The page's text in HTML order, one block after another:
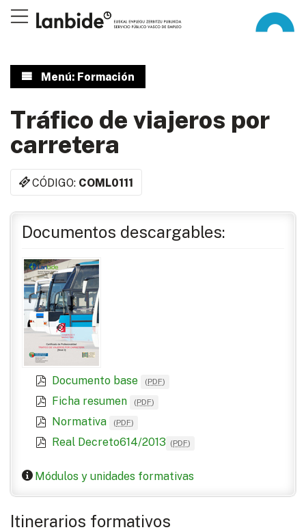
Menú: Formación
Tráfico de viajeros por
carretera
CÓDIGO: COML0111
Documentos descargables:
Documento base (PDF)
Ficha resumen (PDF)
Normativa (PDF)
Real Decreto614/2013 (PDF)
Módulos y unidades formativas
Itinerarios formativos